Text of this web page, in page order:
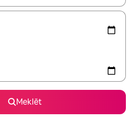
Meklēt